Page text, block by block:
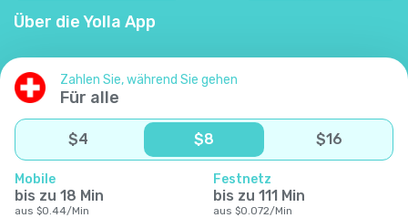
Über die Yolla App
Zahlen Sie, während Sie gehen
Für alle
$4 $8 $16
Mobile
bis zu 18 Min
aus $0.44/Min
Festnetz
bis zu 111 Min
aus $0.072/Min